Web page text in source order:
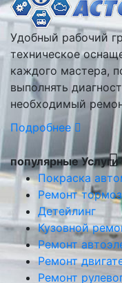
Удобный рабочий
техническое
каждого мастера,
выполнять
необходимый
Подробнее
популярные Услуги
Покраска
Ремонт
Детейлинг
Кузовной
Ремонт
Ремонт
Ремонт